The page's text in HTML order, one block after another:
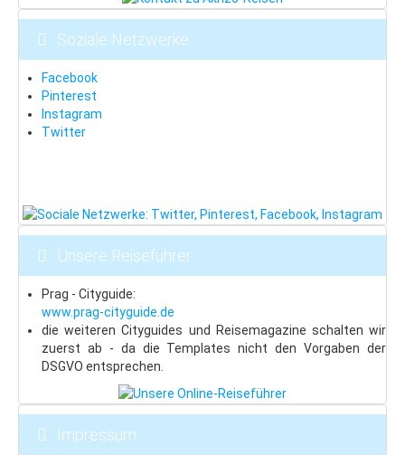
Soziale Netzwerke
Facebook
Pinterest
Instagram
Twitter
Unsere Reiseführer
Prag - Cityguide:
www.prag-cityguide.de
die weiteren Cityguides und Reisemagazine schalten wir
zuerst ab - da die Templates nicht den Vorgaben der
DSGVO entsprechen.
Impressum